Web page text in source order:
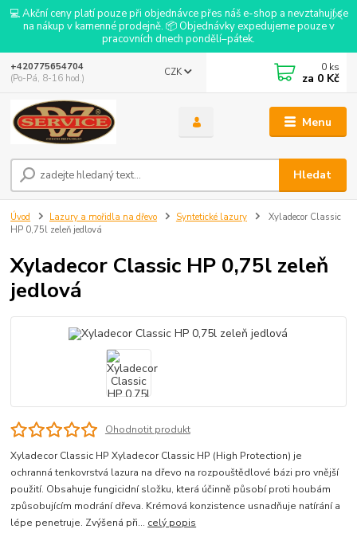
💻 Akční ceny platí pouze při objednávce přes náš e-shop a nevztahují se
na nákup v kamenné prodejně. 📦 Objednávky expedujeme pouze v
pracovních dnech pondělí–pátek.
Menu
CZK
Hledat
+420775654704
(Po-Pá, 8-16 hod.)
0 ks
za 0 Kč
Úvod Lazury a mořidla na dřevo Syntetické lazury
Xyladecor Classic
HP 0,75l zeleň jedlová
Xyladecor Classic HP 0,75l zeleň
jedlová
Ohodnotit produkt
Xyladecor Classic HP Xyladecor Classic HP (High Protection) je
ochranná tenkovrstvá lazura na dřevo na rozpouštědlové bázi pro vnější
použití. Obsahuje fungicidní složku, která účinně působí proti houbám
způsobujícím modrání dřeva. Krémová konzistence usnadňuje natírání a
lépe penetruje. Zvýšená při... celý popis